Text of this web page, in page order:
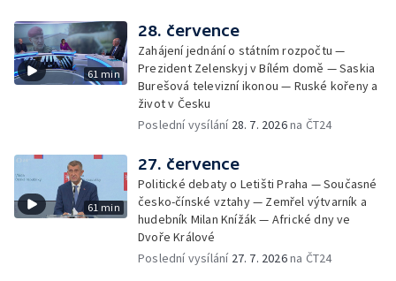
61 min
28. července
Zahájení jednání o státním rozpočtu —
Prezident Zelenskyj v Bílém domě — Saskia
Burešová televizní ikonou — Ruské kořeny a
život v Česku
Poslední vysílání 28. 7. 2026na ČT24
61 min
27. července
Politické debaty o Letišti Praha — Současné
česko-čínské vztahy — Zemřel výtvarník a
hudebník Milan Knížák — Africké dny ve
Dvoře Králové
Poslední vysílání 27. 7. 2026na ČT24